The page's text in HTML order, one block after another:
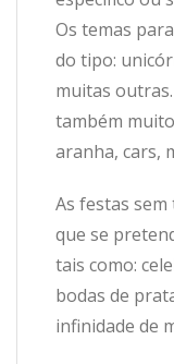
Os temas
do tipo:
muitas
também
aranha, cars,
As festas
que se
tais como:
bodas de
infinidade de